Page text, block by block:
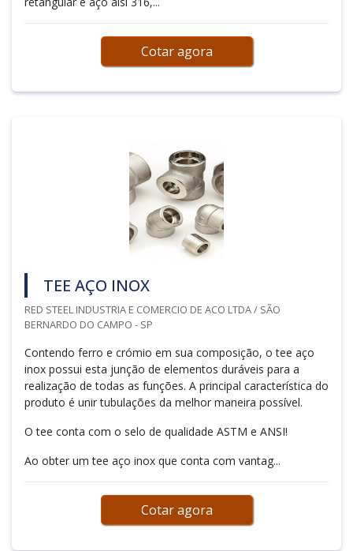
Cotar agora
TEE AÇO INOX
RED STEEL INDUSTRIA E COMERCIO DE ACO LTDA / SÃO
BERNARDO DO CAMPO - SP
Contendo ferro e crómio em sua composição, o tee aço
inox possui esta junção de elementos duráveis para a
realização de todas as funções. A principal característica do
produto é unir tubulações da melhor maneira possível.
O tee conta com o selo de qualidade ASTM e ANSI!
Ao obter um tee aço inox que conta com vantag...
Cotar agora